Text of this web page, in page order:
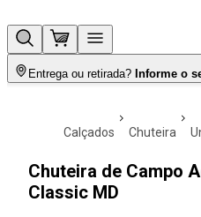
Entrega ou retirada? Informe o
calçados chuteira
Chuteira de Campo
Classic MD